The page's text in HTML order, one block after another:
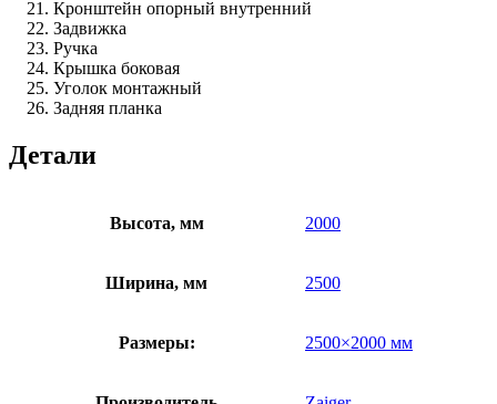
Кронштейн опорный внутренний
Задвижка
Ручка
Крышка боковая
Уголок монтажный
Задняя планка
Детали
Высота, мм 2000
Ширина, мм 2500
Размеры: 2500×2000 мм